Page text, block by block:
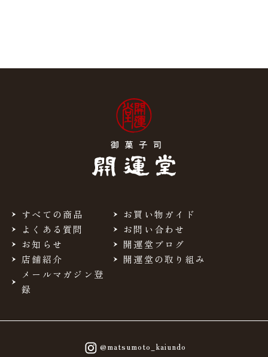
すべての商品
お買い物ガイド
よくある質問
お問い合わせ
お知らせ
開運堂ブログ
店舗紹介
開運堂の取り組み
メールマガジン登
録
@matsumoto_kaiundo